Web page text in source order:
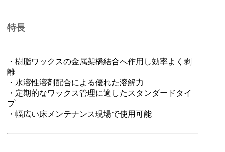
特長
・樹脂ワックスの金属架橋結合へ作用し効率よく剥
離
・水溶性溶剤配合による優れた溶解力
・定期的なワックス管理に適したスタンダードタイ
プ
・幅広い床メンテナンス現場で使用可能